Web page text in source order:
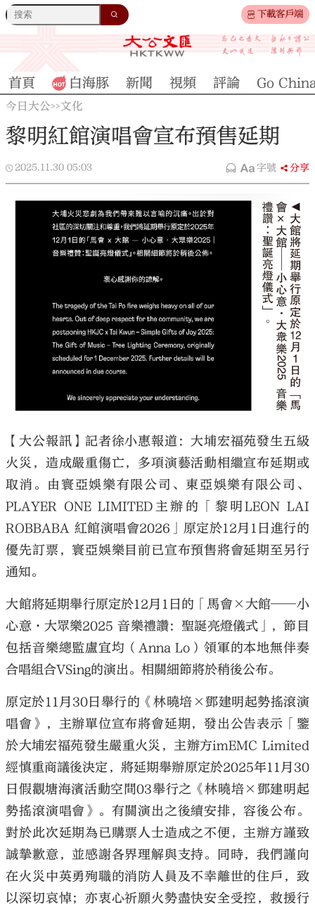
下載客戶端
大公文匯
首頁 白海豚 新聞 視頻 評論 Go
今日大公>>文化
黎明紅館演唱會宣布預售延期
2025.11.30 05:03 字號 分享
【大公報訊】記者徐小惠報道：大埔宏福苑發生五級
火災，造成嚴重傷亡，多項演藝活動相繼宣布延期或
取消。由寰亞娛樂有限公司、東亞娛樂有限公司、
PLAYER ONE LIMITED主辦的「黎明LEON LAI
ROBBABA 紅館演唱會2026」原定於12月1日進行的
優先訂票，寰亞娛樂目前已宣布預售將會延期至另行
通知。
大館將延期舉行原定於12月1日的「馬會×大館──小
心意·大眾樂2025 音樂禮讚：聖誕亮燈儀式」，節目
包括音樂總監盧宜均（Anna Lo）領軍的本地無伴奏
合唱組合VSing的演出。相關細節將於稍後公布。
原定於11月30日舉行的《林曉培×鄧建明起勢搖滾演
唱會》，主辦單位宣布將會延期，發出公告表示「鑒
於大埔宏福苑發生嚴重火災，主辦方imEMC Limited
經慎重商議後決定，將延期舉辦原定於2025年11月30
日假觀塘海濱活動空間03舉行之《林曉培×鄧建明起
勢搖滾演唱會》。有關演出之後續安排，容後公布。
對於此次延期為已購票人士造成之不便，主辦方謹致
誠摯歉意，並感謝各界理解與支持。同時，我們謹向
在火災中英勇殉職的消防人員及不幸離世的住戶，致
以深切哀悼；亦衷心祈願火勢盡快安全受控，救援行